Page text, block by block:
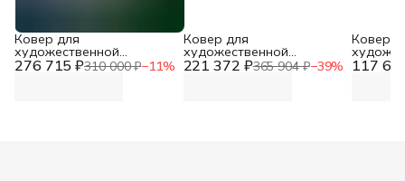
276 715 ₽310 000 ₽−11%
Ковер для
художественной
гимнастики 221 372 ₽365 904 ₽−39%
Ковер для
художественной
гимнастики 117
Ковер